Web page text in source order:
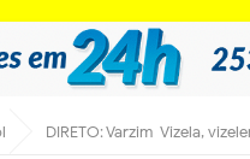
DIRETO: Varzim-Vizela,